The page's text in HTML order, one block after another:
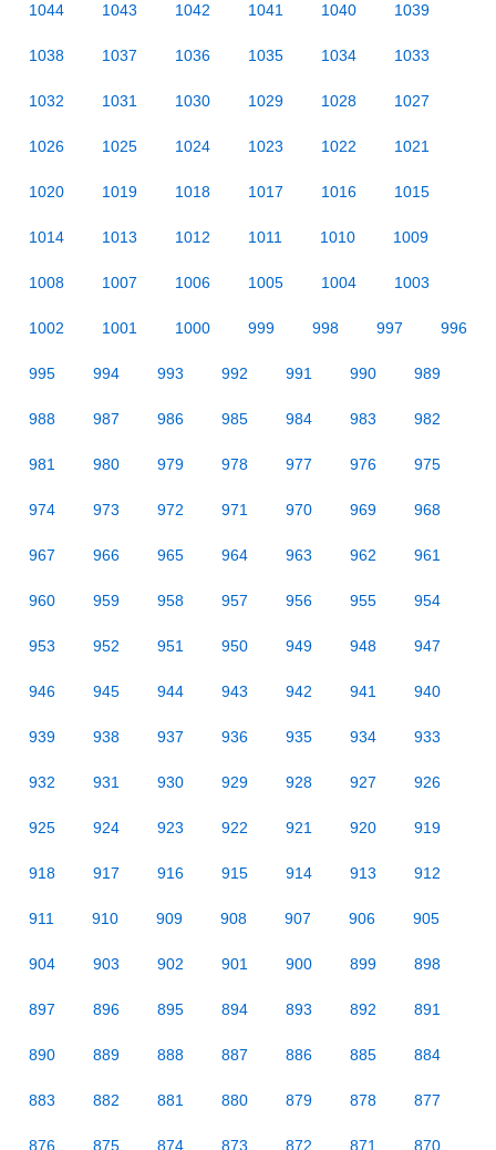
1044 1043 1042 1041 1040 1039
1038 1037 1036 1035 1034 1033
1032 1031 1030 1029 1028 1027
1026 1025 1024 1023 1022 1021
1020 1019 1018 1017 1016 1015
1014 1013 1012 1011 1010 1009
1008 1007 1006 1005 1004 1003
1002 1001 1000 999 998 997 996
995 994 993 992 991 990 989
988 987 986 985 984 983 982
981 980 979 978 977 976 975
974 973 972 971 970 969 968
967 966 965 964 963 962 961
960 959 958 957 956 955 954
953 952 951 950 949 948 947
946 945 944 943 942 941 940
939 938 937 936 935 934 933
932 931 930 929 928 927 926
925 924 923 922 921 920 919
918 917 916 915 914 913 912
911 910 909 908 907 906 905
904 903 902 901 900 899 898
897 896 895 894 893 892 891
890 889 888 887 886 885 884
883 882 881 880 879 878 877
876 875 874 873 872 871 870